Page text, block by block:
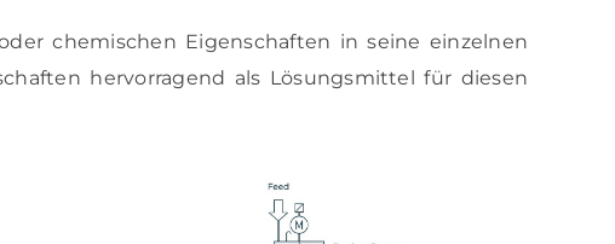
chemischen Eigenschaften in seine einzelnen
hervorragend als Lösungsmittel für diesen